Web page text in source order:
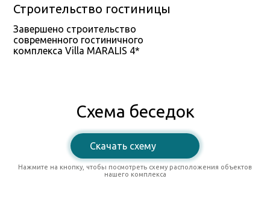
Строительство гостиницы
Завершено строительство
современного гостиничного
комплекса Villa MARALIS 4*
Схема беседок
Скачать схему
Нажмите на кнопку, чтобы посмотреть схему расположения объектов
нашего комплекса